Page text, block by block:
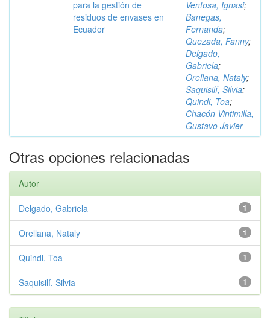
para la gestión de
residuos de envases en
Ecuador
Ventosa, Ignasi;
Banegas,
Fernanda;
Quezada, Fanny;
Delgado,
Gabriela;
Orellana, Nataly;
Saquisilí, Silvia;
Quindi, Toa;
Chacón Vintimilla,
Gustavo Javier
Otras opciones relacionadas
Autor
1
Delgado, Gabriela
1
Orellana, Nataly
1
Quindi, Toa
1
Saquisilí, Silvia